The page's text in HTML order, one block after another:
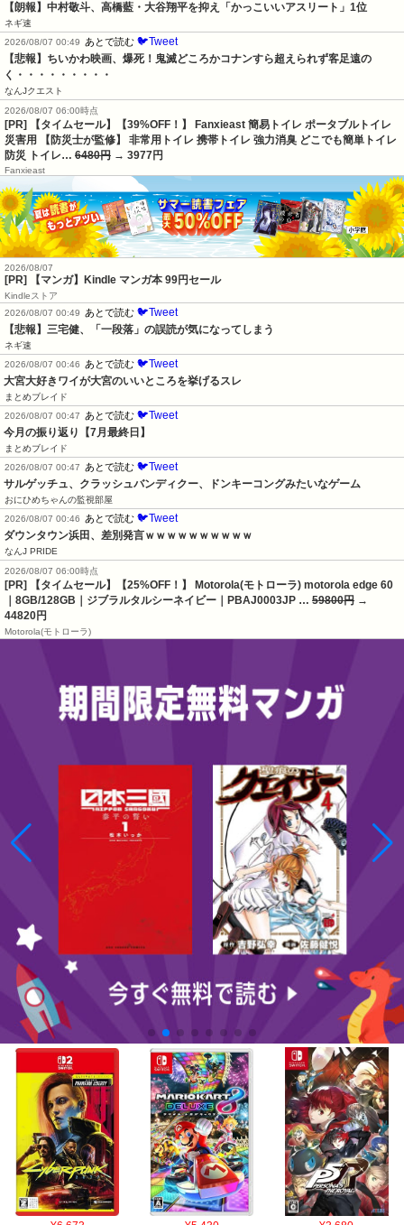
【朗報】中村敬斗、高橋藍・大谷翔平を抑え「かっこいいアスリート」1位
ネギ速
2026/08/07 00:49
あとで読む 🐦Tweet
【悲報】ちいかわ映画、爆死！鬼滅どころかコナンすら超えられず客足遠の
く・・・・・・・・・
なんJクエスト
2026/08/07 06:00時点
[PR] 【タイムセール】【39%OFF！】 Fanxieast 簡易トイレ ポータブルトイレ
災害用 【防災士が監修】 非常用トイレ 携帯トイレ 強力消臭 どこでも簡単トイレ
防災 トイレ… 6480円 → 3977円
Fanxieast
2026/08/07
[PR] 【マンガ】Kindle マンガ本 99円セール
Kindleストア
2026/08/07 00:49
あとで読む 🐦Tweet
【悲報】三宅健、「一段落」の誤読が気になってしまう
ネギ速
2026/08/07 00:46
あとで読む 🐦Tweet
大宮大好きワイが大宮のいいところを挙げるスレ
まとめブレイド
2026/08/07 00:47
あとで読む 🐦Tweet
今月の振り返り【7月最終日】
まとめブレイド
2026/08/07 00:47
あとで読む 🐦Tweet
サルゲッチュ、クラッシュバンディクー、ドンキーコングみたいなゲーム
おにひめちゃんの監視部屋
2026/08/07 00:46
あとで読む 🐦Tweet
ダウンタウン浜田、差別発言ｗｗｗｗｗｗｗｗｗｗ
なんJ PRIDE
2026/08/07 06:00時点
[PR] 【タイムセール】【25%OFF！】 Motorola(モトローラ) motorola edge 60
｜8GB/128GB｜ジブラルタルシーネイビー｜PBAJ0003JP … 59800円 →
44820円
Motorola(モトローラ)